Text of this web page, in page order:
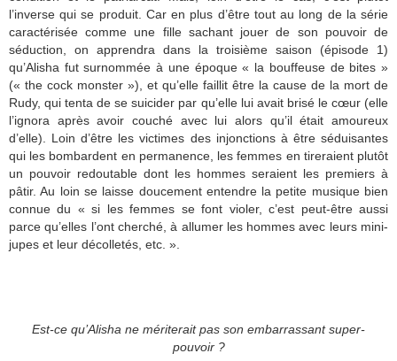
l’inverse qui se produit. Car en plus d’être tout au long de la série
caractérisée comme une fille sachant jouer de son pouvoir de
séduction, on apprendra dans la troisième saison (épisode 1)
qu’Alisha fut surnommée à une époque « la bouffeuse de bites »
(« the cock monster »), et qu’elle faillit être la cause de la mort de
Rudy, qui tenta de se suicider par qu’elle lui avait brisé le cœur (elle
l’ignora après avoir couché avec lui alors qu’il était amoureux
d’elle). Loin d’être les victimes des injonctions à être séduisantes
qui les bombardent en permanence, les femmes en tireraient plutôt
un pouvoir redoutable dont les hommes seraient les premiers à
pâtir. Au loin se laisse doucement entendre la petite musique bien
connue du « si les femmes se font violer, c’est peut-être aussi
parce qu’elles l’ont cherché, à allumer les hommes avec leurs mini-
jupes et leur décolletés, etc. ».
Est-ce qu’Alisha ne mériterait pas son embarrassant super-
pouvoir ?